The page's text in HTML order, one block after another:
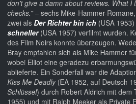
don't give a damn about reviews. What I
checks.”– sechs Mike-Hammer-
zwei als Der Richter bin ich (USA
schneller(USA 1957) verfilmt wurden.
des Film Noirs konnte überzeugen.
Bray empfahlen sich als Mike Hammer
wobei Elliot eine geradezu
ablieferte. Ein Sonderfall war die
Kiss Me Deadly(EA 1952, auf Deutsch
Schlüssel) durch Robert Aldrich mit dem
1955) und mit Ralph Meeker als Private